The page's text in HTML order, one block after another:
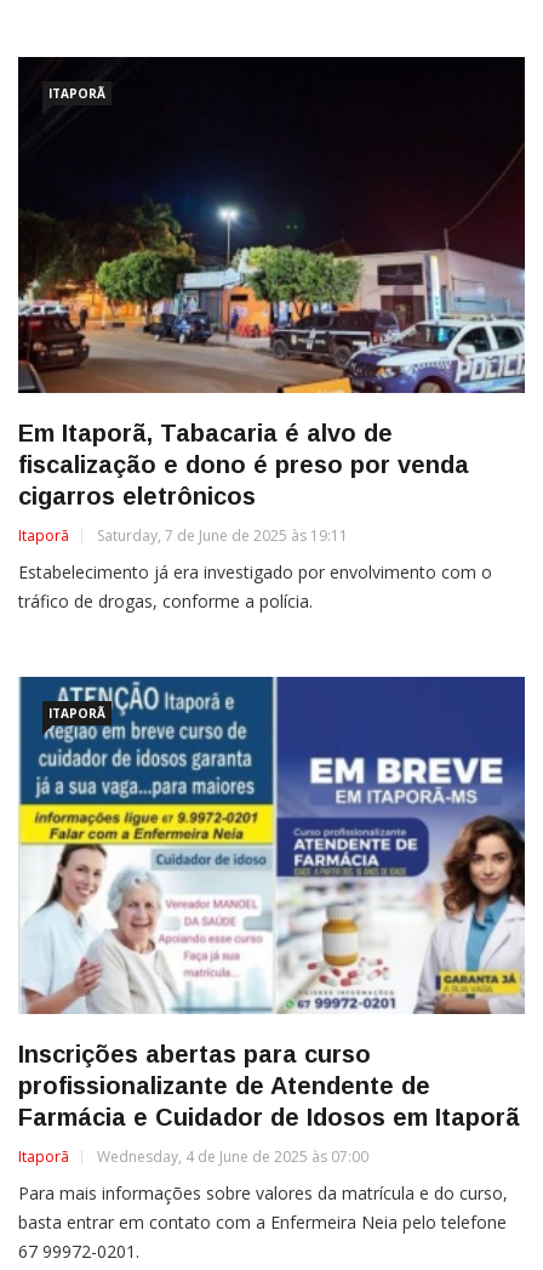
ITAPORÃ
Em Itaporã, Tabacaria é alvo de
fiscalização e dono é preso por venda
cigarros eletrônicos
Itaporã Saturday, 7 de June de 2025 às 19:11
Estabelecimento já era investigado por envolvimento com o
tráfico de drogas, conforme a polícia.
ITAPORÃ
Inscrições abertas para curso
profissionalizante de Atendente de
Farmácia e Cuidador de Idosos em Itaporã
Itaporã Wednesday, 4 de June de 2025 às 07:00
Para mais informações sobre valores da matrícula e do curso,
basta entrar em contato com a Enfermeira Neia pelo telefone
67 99972-0201.